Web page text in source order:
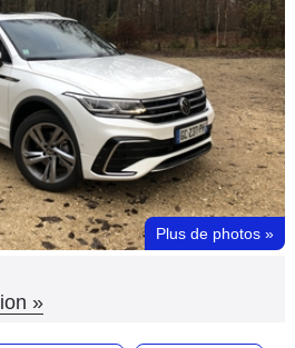
Plus de photos »
»